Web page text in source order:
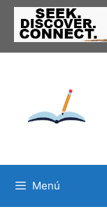
Saltar
contenido
Menú